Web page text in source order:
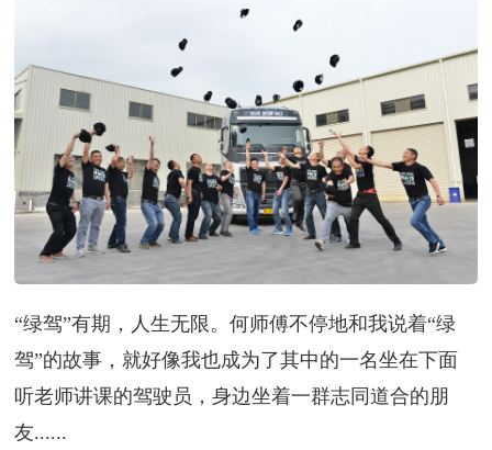
“绿驾”有期，人生无限。何师傅不停地和我说着“绿
驾”的故事，就好像我也成为了其中的一名坐在下面
听老师讲课的驾驶员，身边坐着一群志同道合的朋
友......